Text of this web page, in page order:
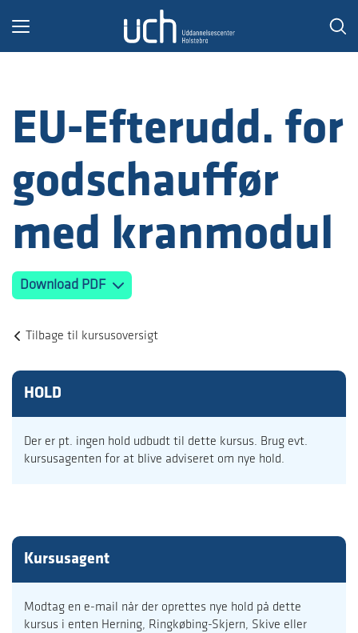
Toggle
EU-Efterudd. for
godschauffør
med kranmodul
Download PDF
Tilbage til kursusoversigt
HOLD
Der er pt. ingen hold udbudt til dette kursus. Brug evt.
kursusagenten for at blive adviseret om nye hold.
Kursusagent
Modtag en e-mail når der oprettes nye hold på dette
kursus i enten Herning, Ringkøbing-Skjern, Skive eller